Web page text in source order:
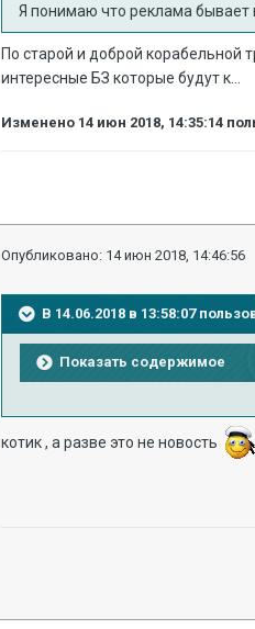
Я понимаю что реклама бывает
По старой и доброй
интересные БЗ которые будут к...
Изменено 14 июн 2018, 14:35:14
Опубликовано: 14 июн 2018, 14:46:56
В 14.06.2018 в 13:58:07
Показать содержимое
котик , а разве это не новость